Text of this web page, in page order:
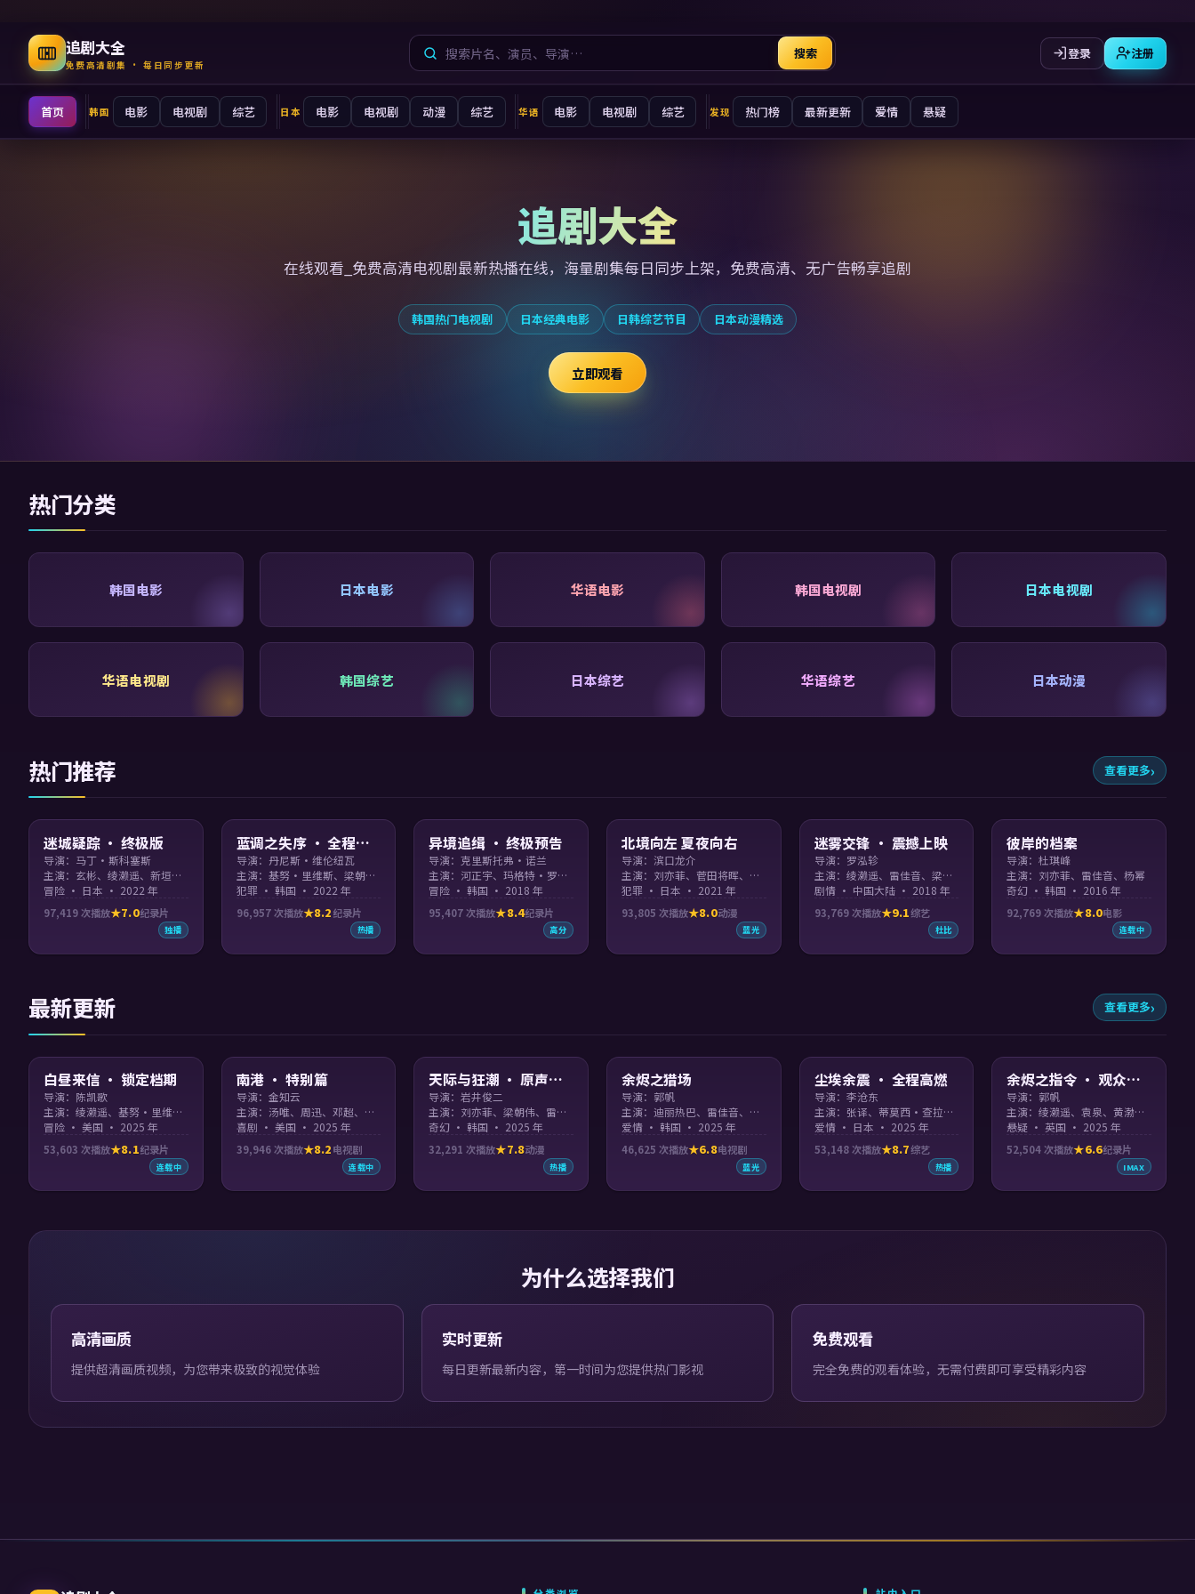
追剧大全
免费高清剧集 · 每日同步更新
搜索 登录 注册
首页 韩国 电影 电视剧 综艺 日本 电影 电视剧 动漫 综艺 华语 电影 电视剧 综艺 发现 热门榜 最新更新 爱情 悬疑
追剧大全
在线观看_免费高清电视剧最新热播在线，海量剧集每日同步上架，免费高清、无广告畅享追剧
韩国热门电视剧 日本经典电影 日韩综艺节目 日本动漫精选
立即观看
热门分类
韩国电影 日本电影 华语电影 韩国电视剧 日本电视剧
华语电视剧 韩国综艺 日本综艺 华语综艺 日本动漫
热门推荐 查看更多
迷城疑踪 · 终极版
导演：马丁·斯科塞斯
主演：玄彬、绫濑遥、新垣结衣
冒险 · 日本 · 2022 年
97,419次播放 7.0纪录片
独播
蓝调之失序 · 全程高
燃
导演：丹尼斯·维伦纽瓦
主演：基努·里维斯、梁朝伟、木村拓哉、绫濑遥
犯罪 · 韩国 · 2022 年
96,957次播放 8.2纪录片
热播
异境追缉 · 终极预告
导演：克里斯托弗·诺兰
主演：河正宇、玛格特·罗比、宋仲基、基努·里维斯
冒险 · 韩国 · 2018 年
95,407次播放 8.4纪录片
高分
北境向左 夏夜向右
导演：滨口龙介
主演：刘亦菲、菅田将晖、艾玛·斯通、新垣结衣 等
犯罪 · 日本 · 2021 年
93,805 次播放 8.0动漫
蓝光
迷雾交锋 · 震撼上映
导演：罗泓轸
主演：绫濑遥、雷佳音、梁朝伟
剧情 · 中国大陆 · 2018 年
93,769次播放 9.1综艺
杜比
彼岸的档案
导演：杜琪峰
主演：刘亦菲、雷佳音、杨幂
奇幻 · 韩国 · 2016 年
92,769次播放 8.0电影
连载中
最新更新 查看更多
白昼来信 · 锁定档期
导演：陈凯歌
主演：绫濑遥、基努·里维斯、周迅、木村拓哉 等
冒险 · 美国 · 2025 年
53,603 次播放 8.1纪录片
连载中
南港 · 特别篇
导演：金知云
主演：汤唯、周迅、邓超、艾玛·斯通
喜剧 · 美国 · 2025 年
39,946次播放 8.2电视剧
连载中
天际与狂潮 · 原声呈
现
导演：岩井俊二
主演：刘亦菲、梁朝伟、雷佳音、李帝勋
奇幻 · 韩国 · 2025 年
32,291 次播放 7.8动漫
热播
余烬之猎场
导演：郭帆
主演：迪丽热巴、雷佳音、玛格特·罗比、菅田将晖 等
爱情 · 韩国 · 2025 年
46,625 次播放 6.8电视剧
蓝光
尘埃余震 · 全程高燃
导演：李沧东
主演：张译、蒂莫西·查拉梅、雷佳音
爱情 · 日本 · 2025 年
53,148次播放 8.7综艺
热播
余烬之指令 · 观众口
碑佳作
导演：郭帆
主演：绫濑遥、袁泉、黄渤、章子怡 等
悬疑 · 英国 · 2025 年
52,504次播放 6.6纪录片
IMAX
为什么选择我们
高清画质
提供超清画质视频，为您带来极致的视觉体验
实时更新
每日更新最新内容，第一时间为您提供热门影视
免费观看
完全免费的观看体验，无需付费即可享受精彩内容